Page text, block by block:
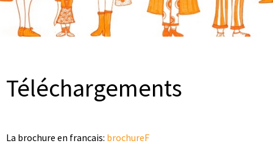
Téléchargements
La brochure en francais: brochureF